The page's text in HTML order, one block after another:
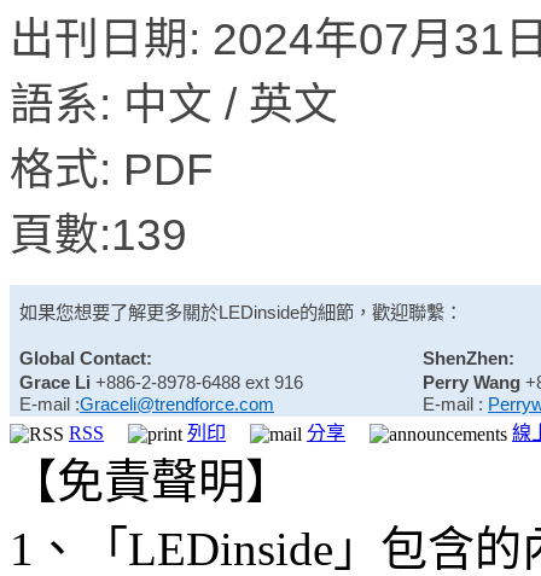
出刊日期: 2024年07月31
語系: 中文 / 英文
格式: PDF
頁數:139
如果您想要了解更多關於LEDinside的細節，歡迎聯繫：
Global Contact:
ShenZhen:
Grace Li +886-2-8978-6488 ext 916
E-mail :Graceli@trendforce.com
Perry Wang
E-mail :
RSS
列印 分享 線
【免責聲明】
1、「LEDinside」包含